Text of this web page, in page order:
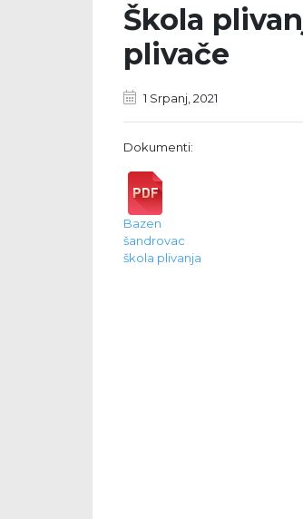
Škola
plivače
1 Srpanj, 2021
Dokumenti:
Bazen
šandrovac
škola plivanja